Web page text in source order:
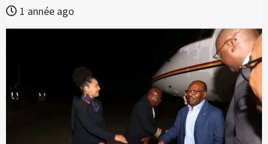
1 année ago